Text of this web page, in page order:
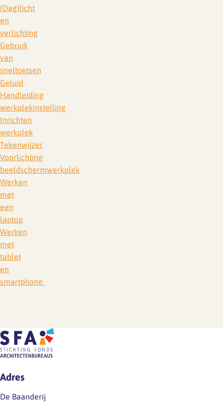
(Dag)licht
en
verlichting
Gebruik
van
sneltoetsen
Geluid
Handleiding
werkplekinstelling
Inrichten
werkplek
Tekenwijzer
Voorlichting
beeldschermwerkplek
Werken
met
een
laptop
Werken
met
tablet
en
smartphone
Adres
De Baanderij